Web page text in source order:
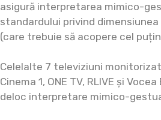
asigură interpretarea mimico-
standardului privind
(care trebuie să acopere cel
Celelalte 7 televiziuni
Cinema 1, ONE TV, RLIVE și
deloc interpretare mimico-